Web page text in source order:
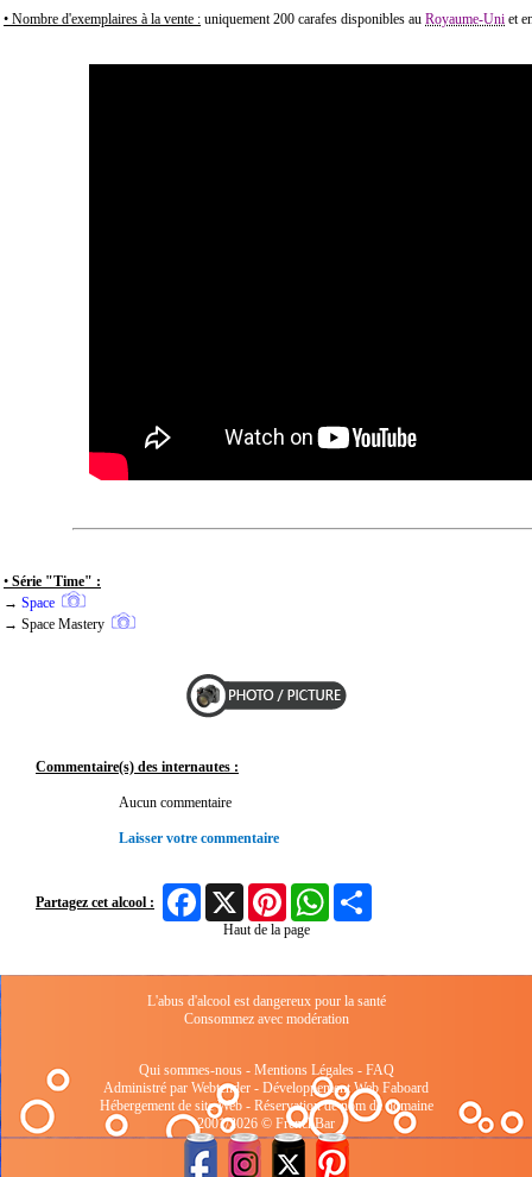
• Nombre d'exemplaires à la vente : uniquement 200 carafes disponibles au Royaume-Uni et
• Série "Time" :
→ Space
→ Space Mastery
Commentaire(s) des internautes :
Aucun commentaire
Laisser votre commentaire
Partagez cet alcool :
FacebookX Pinterest WhatsApp
Haut de la page
L'abus d'alcool est dangereux pour la santé
Consommez avec modération
Qui sommes-nous- Mentions Légales- FAQ
Administré par Webtender - Développement Web Faboard
Hébergement de site Web- Réservation de nom de domaine
2001/2026 © FrenchBar